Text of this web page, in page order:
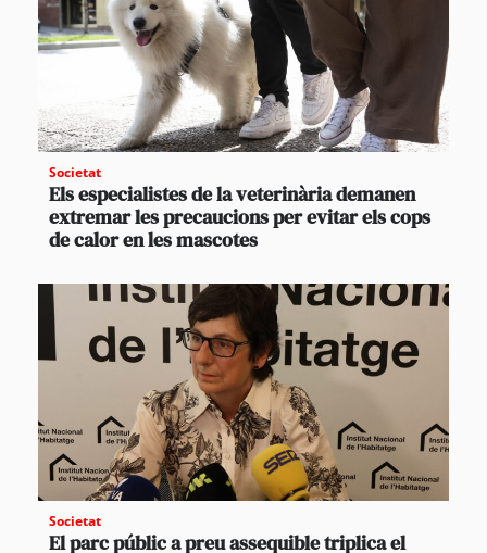
Societat
Els especialistes de la veterinària demanen
extremar les precaucions per evitar els cops
de calor en les mascotes
Societat
El parc públic a preu assequible triplica el